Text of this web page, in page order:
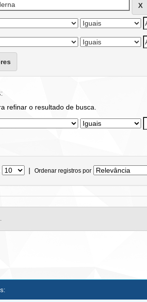
refinar o resultado de busca.
| Ordenar registros por